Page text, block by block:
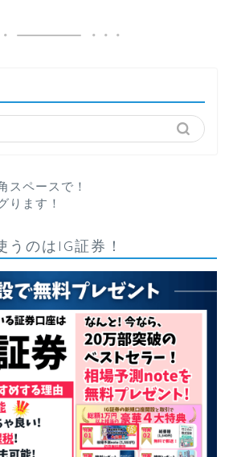
スペースで！
ります！
のはIG証券！